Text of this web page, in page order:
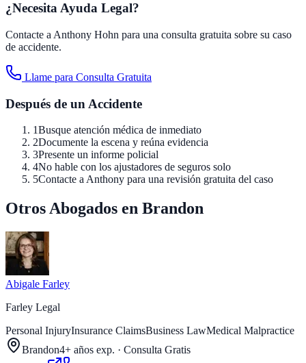
¿Necesita Ayuda Legal?
Contacte a Anthony Hohn para una consulta gratuita sobre su caso
de accidente.
Llame para Consulta Gratuita
Después de un Accidente
1Busque atención médica de inmediato
2Documente la escena y reúna evidencia
3Presente un informe policial
4No hable con los ajustadores de seguros solo
5Contacte a Anthony para una revisión gratuita del caso
Otros Abogados en Brandon
Abigale Farley
Farley Legal
Personal InjuryInsurance ClaimsBusiness LawMedical Malpractice
Brandon4+ años exp. · Consulta Gratis